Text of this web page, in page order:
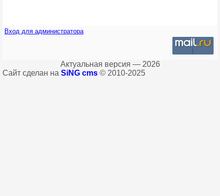
Вход для администратора
Актуальная версия — 2026
Сайт сделан на SiNG cms © 2010-2025